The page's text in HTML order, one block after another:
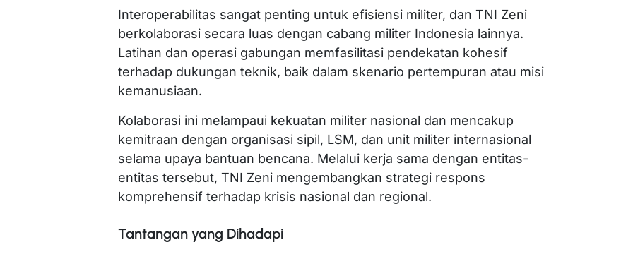
Interoperabilitas sangat penting untuk efisiensi militer, dan TNI Zeni
berkolaborasi secara luas dengan cabang militer Indonesia lainnya.
Latihan dan operasi gabungan memfasilitasi pendekatan kohesif
terhadap dukungan teknik, baik dalam skenario pertempuran atau misi
kemanusiaan.
Kolaborasi ini melampaui kekuatan militer nasional dan mencakup
kemitraan dengan organisasi sipil, LSM, dan unit militer internasional
selama upaya bantuan bencana. Melalui kerja sama dengan entitas-
entitas tersebut, TNI Zeni mengembangkan strategi respons
komprehensif terhadap krisis nasional dan regional.
Tantangan yang Dihadapi